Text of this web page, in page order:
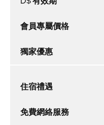
會員專屬價格
獨家優惠
住宿禮遇
免費網絡服務